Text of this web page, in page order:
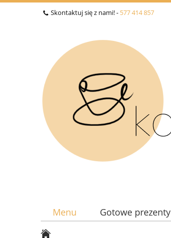
Skontaktuj się z nami! - 577 414 857
Menu Gotowe prezenty